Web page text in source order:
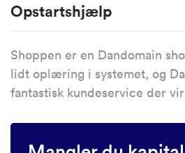
Opstartshjælp
Shoppen er en Dandomain
lidt oplæring i systemet, og
fantastisk kundeservice der